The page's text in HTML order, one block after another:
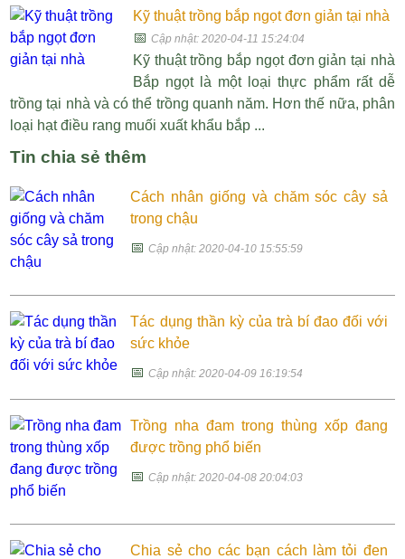
Kỹ thuật trồng bắp ngọt đơn giản tại nhà
📅 Cập nhật: 2020-04-11 15:24:04
Kỹ thuật trồng bắp ngọt đơn giản tại nhà
Bắp ngọt là một loại thực phẩm rất dễ
trồng tại nhà và có thể trồng quanh năm. Hơn thế nữa, phân
loại hạt điều rang muối xuất khẩu bắp ...
Tin chia sẻ thêm
Cách nhân giống và chăm sóc cây sả
trong chậu
📅Cập nhật: 2020-04-10 15:55:59
Tác dụng thần kỳ của trà bí đao đối với
sức khỏe
📅Cập nhật: 2020-04-09 16:19:54
Trồng nha đam trong thùng xốp đang
được trồng phổ biến
📅Cập nhật: 2020-04-08 20:04:03
Chia sẻ cho các bạn cách làm tỏi đen